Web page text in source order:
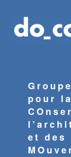
contenu
principal
pour
et des